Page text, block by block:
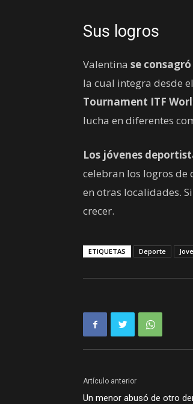
Sus logros
Valentina se
la cual integra desde
Tournament ITF
lucha en diferentes
Los jóvenes
celebran los logros
en otras localidades.
crecer.
ETIQUETAS Deporte
Artículo anterior
Un menor abusó de otro